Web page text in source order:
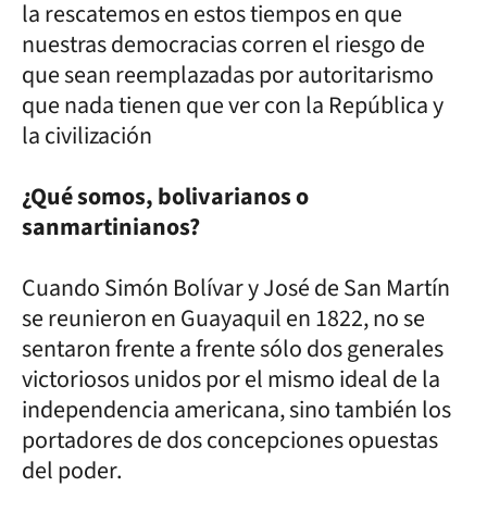
la rescatemos en estos tiempos en que
nuestras democracias corren el riesgo de
que sean reemplazadas por autoritarismo
que nada tienen que ver con la República y
la civilización
¿Qué somos, bolivarianos o
sanmartinianos?
Cuando Simón Bolívar y José de San Martín
se reunieron en Guayaquil en 1822, no se
sentaron frente a frente sólo dos generales
victoriosos unidos por el mismo ideal de la
independencia americana, sino también los
portadores de dos concepciones opuestas
del poder.